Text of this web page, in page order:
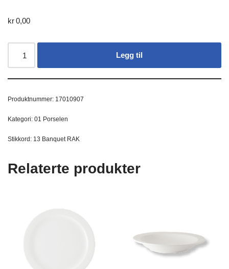
kr0,00
Legg til
Produktnummer: 17010907
Kategori: 01 Porselen
Stikkord: 13 Banquet RAK
Relaterte produkter